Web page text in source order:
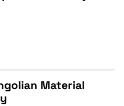
Material